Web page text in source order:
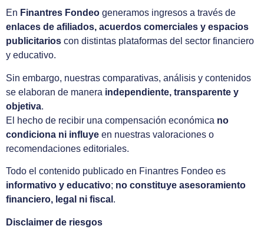
En Finantres Fondeo generamos ingresos a través de
enlaces de afiliados, acuerdos comerciales y espacios
publicitarios con distintas plataformas del sector financiero
y educativo.
Sin embargo, nuestras comparativas, análisis y contenidos
se elaboran de manera independiente, transparente y
objetiva.
El hecho de recibir una compensación económica no
condiciona ni influye en nuestras valoraciones o
recomendaciones editoriales.
Todo el contenido publicado en Finantres Fondeo es
informativo y educativo; no constituye asesoramiento
financiero, legal ni fiscal .
Disclaimer de riesgos